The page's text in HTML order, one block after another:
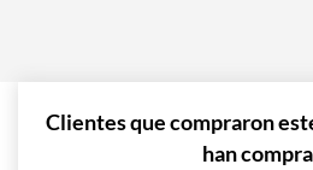
Clientes que compraron
han